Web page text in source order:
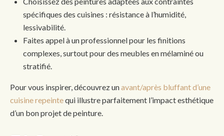
spécifiques des cuisines : résistance à l’humidité,
lessivabilité.
Faites appel à un professionnel pour les finitions
complexes, surtout pour des meubles en mélaminé ou
stratifié.
Pour vous inspirer, découvrez unavant/après bluffant d’une
cuisine repeintequi illustre parfaitement l’impact esthétique
d’un bon projet de peinture.